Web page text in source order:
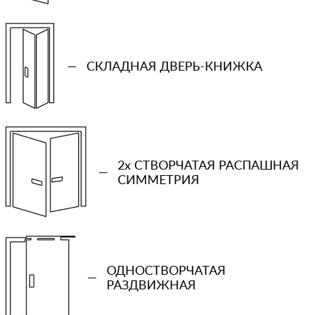
— СКЛАДНАЯ ДВЕРЬ-КНИЖКА
—
2x СТВОРЧАТАЯ РАСПАШНАЯ
СИММЕТРИЯ
—
ОДНОСТВОРЧАТАЯ
РАЗДВИЖНАЯ
Количество проемов